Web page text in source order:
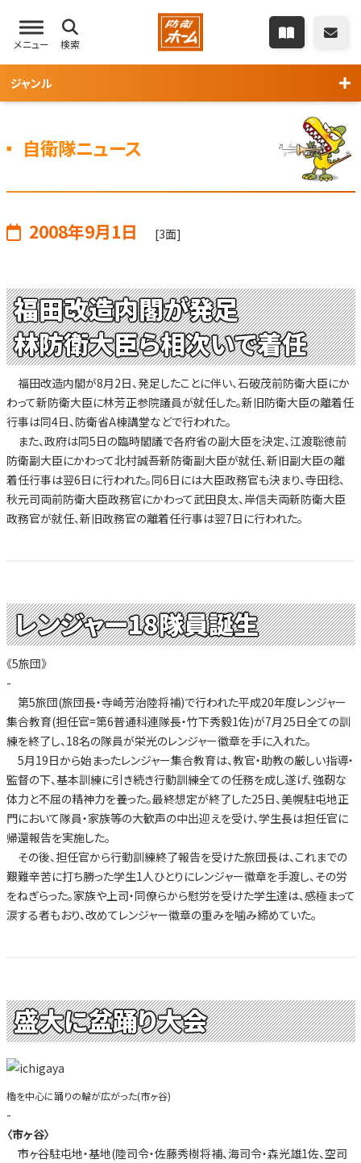
メニュー 検索
ジャンル
自衛隊ニュース
2008年9月1日 [3面]
福田改造内閣が発足
林防衛大臣ら相次いで着任
福田改造内閣が8月2日、発足したことに伴い、石破茂前防衛大臣にか
わって新防衛大臣に林芳正参院議員が就任した。新旧防衛大臣の離着任
行事は同4日、防衛省A棟講堂などで行われた。
また、政府は同5日の臨時閣議で各府省の副大臣を決定、江渡聡徳前
防衛副大臣にかわって北村誠吾新防衛副大臣が就任、新旧副大臣の離
着任行事は翌6日に行われた。同6日には大臣政務官も決まり、寺田稔、
秋元司両前防衛大臣政務官にかわって武田良太、岸信夫両新防衛大臣
政務官が就任、新旧政務官の離着任行事は翌7日に行われた。
レンジャー18隊員誕生
《5旅団》
-
第5旅団(旅団長・寺崎芳治陸将補)で行われた平成20年度レンジャー
集合教育(担任官=第6普通科連隊長・竹下秀毅1佐)が7月25日全ての訓
練を終了し、18名の隊員が栄光のレンジャー徽章を手に入れた。
5月19日から始まったレンジャー集合教育は、教官・助教の厳しい指導・
監督の下、基本訓練に引き続き行動訓練全ての任務を成し遂げ、強靭な
体力と不屈の精神力を養った。最終想定が終了した25日、美幌駐屯地正
門において隊員・家族等の大歓声の中出迎えを受け、学生長は担任官に
帰還報告を実施した。
その後、担任官から行動訓練終了報告を受けた旅団長は、これまでの
艱難辛苦に打ち勝った学生1人ひとりにレンジャー徽章を手渡し、その労
をねぎらった。家族や上司・同僚らから慰労を受けた学生達は、感極まって
涙する者もおり、改めてレンジャー徽章の重みを噛み締めていた。
盛大に盆踊り大会
櫓を中心に踊りの輪が広がった(市ヶ谷)
-
〈市ヶ谷〉
市ヶ谷駐屯地・基地(陸司令・佐藤秀樹将補、海司令・森光雄1佐、空司